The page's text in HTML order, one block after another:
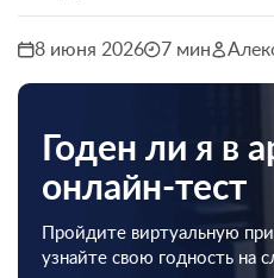
8 июня 2026 7 мин
Годен ли я в
онлайн-тест
Пройдите виртуальную
узнайте свою годность на